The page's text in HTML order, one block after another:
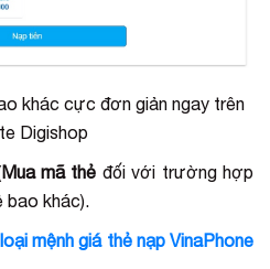
khác cực đơn giản ngay trên
Digishop
Mua mã thẻ đối với trường hợp
bao khác).
mệnh giá thẻ nạp VinaPhone